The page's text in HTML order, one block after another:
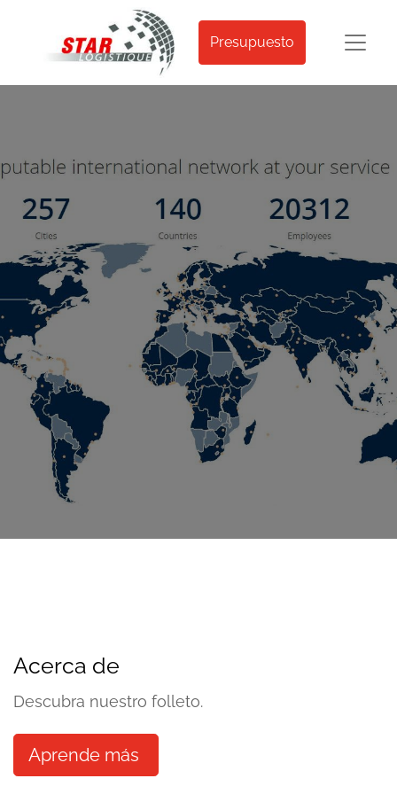
Presupuesto
Acerca de
Descubra nuestro folleto.
Aprende más